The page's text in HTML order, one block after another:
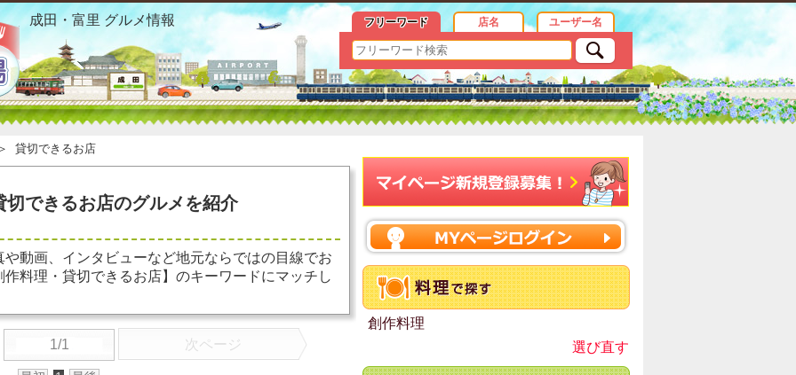
三里塚 創作料理 貸切できるお店 お勧めグルメ おすすめ情報
成田・富里 グルメ情報 フリーワード 店名 ユーザー名
貸切できるお店
できるお店のグルメを紹介
動画、インタビューなど地元ならではの目線でお
料理・貸切できるお店】のキーワードにマッチし
1/1 次ページ
創作料理
選び直す